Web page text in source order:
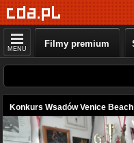
MENU Filmy premium
Konkurs Wsadów Venice